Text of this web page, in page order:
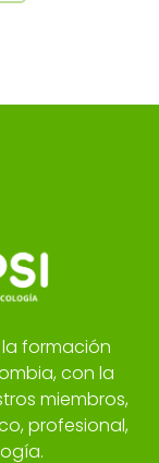
formación
con la
miembros,
profesional,